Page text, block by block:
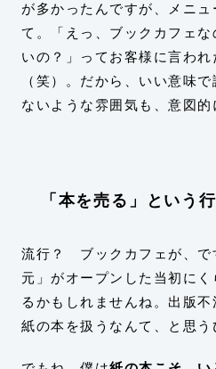
が多かったんですが、メニュ
て。「えっ、ブックカフェ
いの？」ってお客様に言わ
（笑）。だから、いい意味
ないような雰囲気も、意図的
「本を売る」という
流行？ ブックカフェが、
元」がオープンした当初に
るかもしれませんね。出版不
紙の本を扱うなんて、と思う